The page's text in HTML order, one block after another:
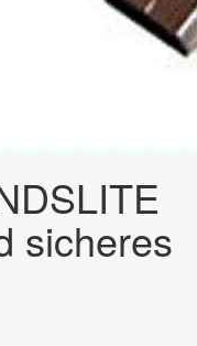
sicheres